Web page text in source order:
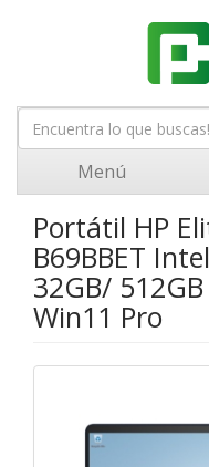
Menú
Portátil HP
B69BBET
32GB/
Win11 Pro